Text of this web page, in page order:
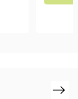
Next